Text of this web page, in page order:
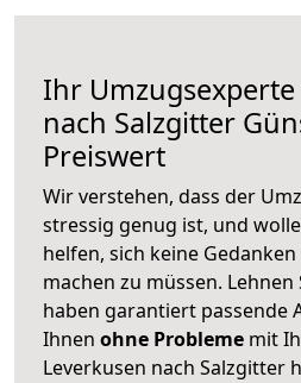
Ihr
nach Salzgitter
Preiswert
Wir verstehen, dass der
stressig genug ist, und
helfen, sich keine
machen zu müssen.
haben garantiert passende
Ihnen ohne Probleme mit
Leverkusen nach Salzgitter